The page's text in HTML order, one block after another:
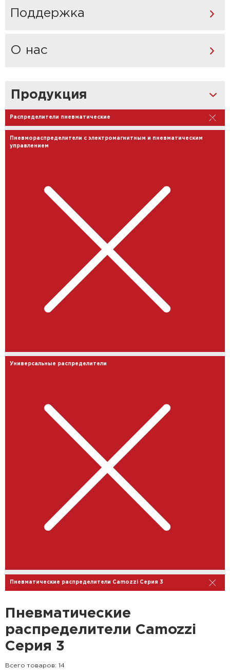
Поддержка
О нас
Продукция
Распределители пневматические
Пневмораспределители с электромагнитным и пневматическим
управлением
Универсальные распределители
Пневматические распределители Camozzi Серия 3
Пневматические
распределители Camozzi
Серия 3
Всего товаров: 14